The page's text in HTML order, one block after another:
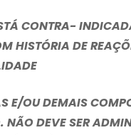
CONTRA-
HISTÓRIA DE
E/OU DEMAIS
NÃO DEVE SER